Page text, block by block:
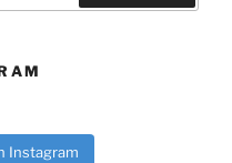
Buscar
Instagram